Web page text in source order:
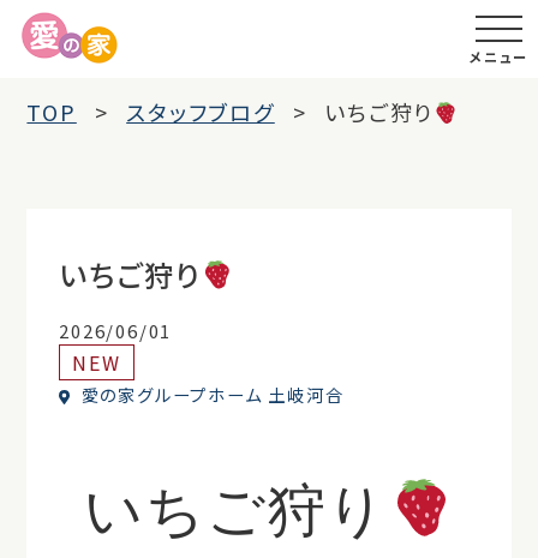
メニュー
TOP スタッフブログ いちご狩り
いちご狩り
2026/06/01
NEW
愛の家グループホーム 土岐河合
いちご狩り